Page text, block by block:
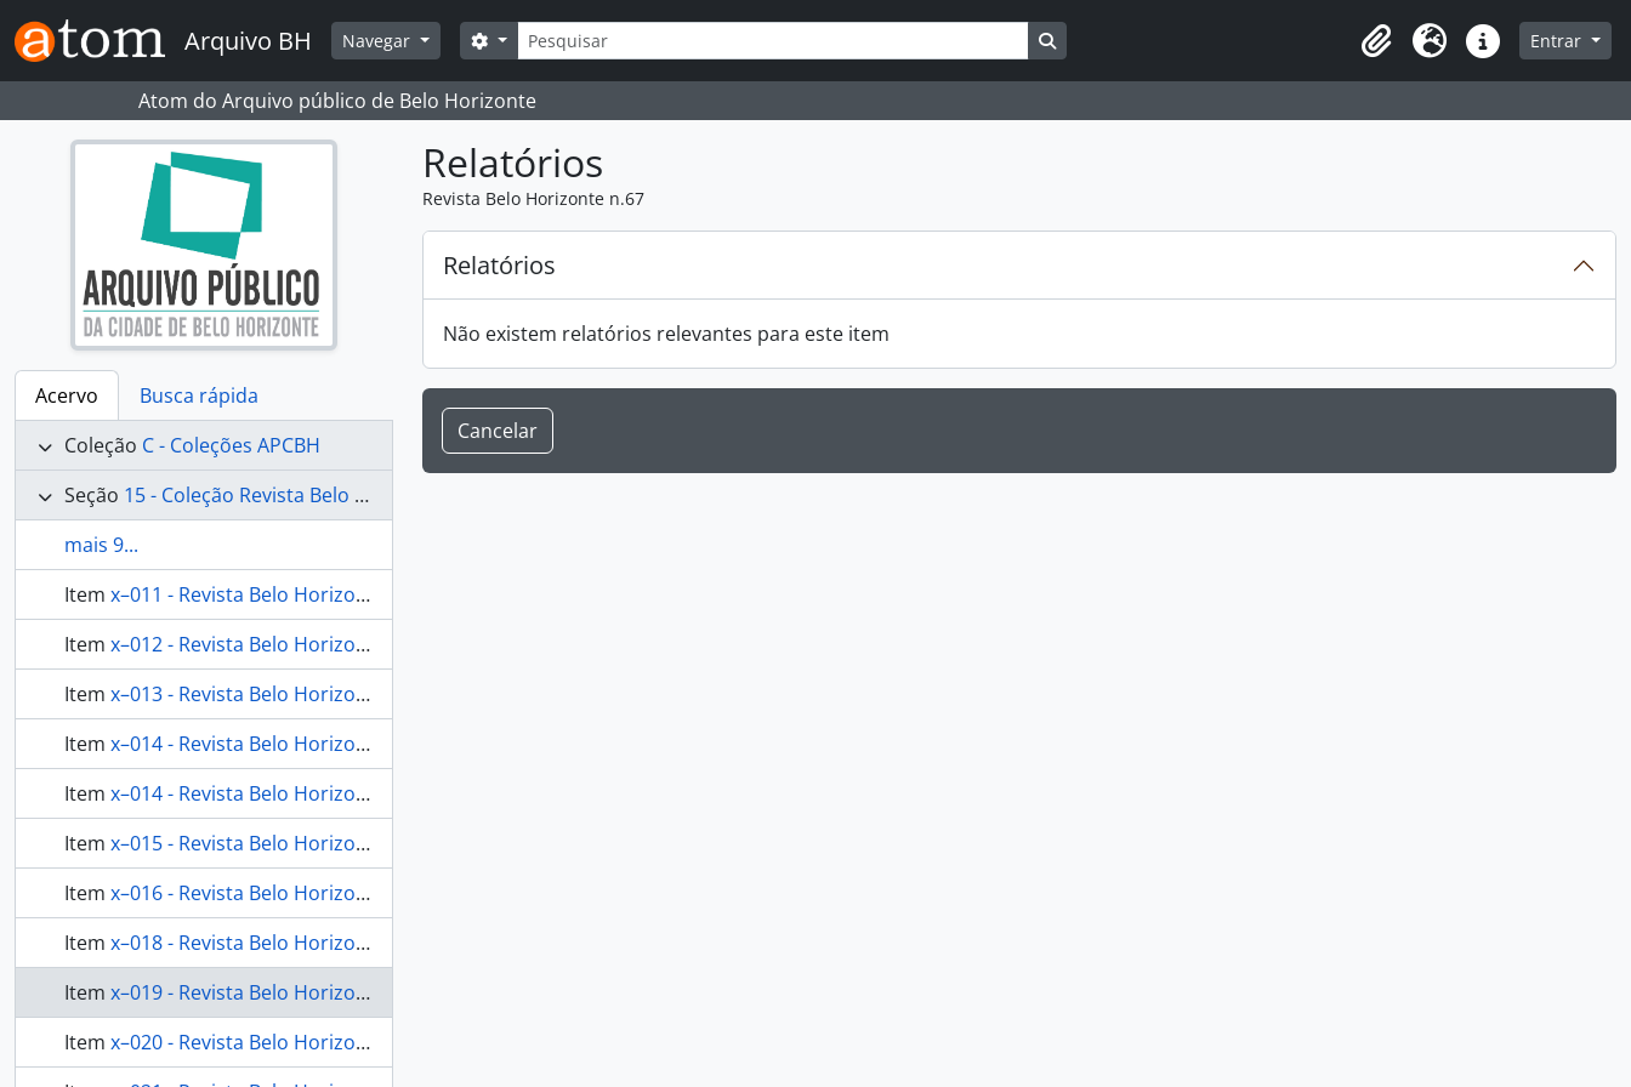
Skip to main content
Arquivo BH Navegar Buscar
Opções de busca
Área de Transferência
Idioma Atalhos Entrar
Atom do Arquivo público de Belo Horizonte
Acervo
Busca rápida
Coleção C - Coleções APCBH
Seção 15 - Coleção Revista Belo Horizonte
mais 9...
Item x–011 - Revista Belo Horizonte n.14
Item x–012 - Revista Belo Horizonte n.15
Item x–013 - Revista Belo Horizonte n.16
Item x–014 - Revista Belo Horizonte n.17
Item x–014 - Revista Belo Horizonte n.17
Item x–015 - Revista Belo Horizonte n.18
Item x–016 - Revista Belo Horizonte n.19
Item x–018 - Revista Belo Horizonte n.21
Item x–019 - Revista Belo Horizonte n.67
Item x–020 - Revista Belo Horizonte n.72
Relatórios
Revista Belo Horizonte n.67
Relatórios
Não existem relatórios relevantes para este item
Cancelar